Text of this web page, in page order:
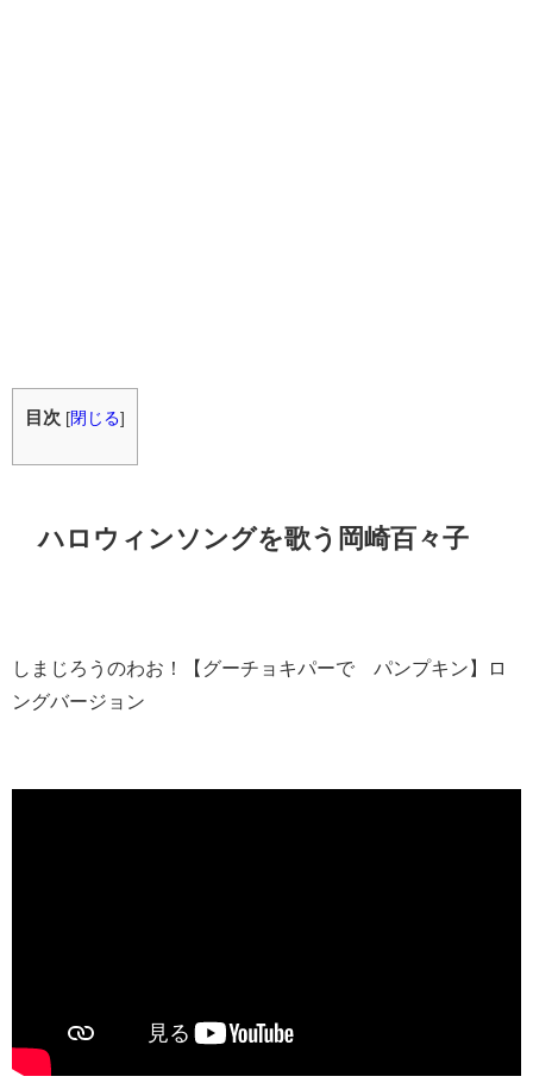
目次 [閉じる]
ハロウィンソングを歌う岡崎百々子
しまじろうのわお！【グーチョキパーで パンプキン】ロ
ングバージョン